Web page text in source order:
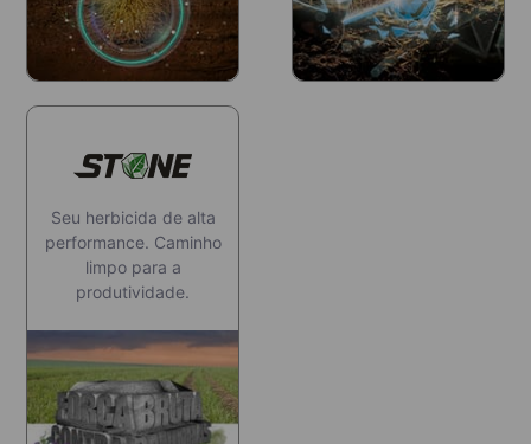
Seu herbicida de alta
performance. Caminho
limpo para a
produtividade.